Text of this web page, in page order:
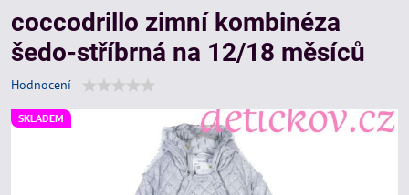
SKLADEM
coccodrillo zimní kombinéza
šedo-stříbrná na 12/18 měsíců
Hodnocení